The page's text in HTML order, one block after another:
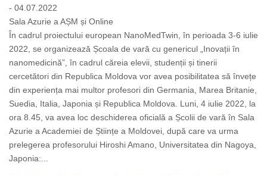
- 04.07.2022
Sala Azurie a AȘM și Online
În cadrul proiectului european NanoMedTwin, în perioada 3-6 iulie
2022, se organizează Școala de vară cu genericul „Inovații în
nanomedicină”, în cadrul căreia elevii, studenții și tinerii
cercetători din Republica Moldova vor avea posibilitatea să învețe
din experiența mai multor profesori din Germania, Marea Britanie,
Suedia, Italia, Japonia și Republica Moldova. Luni, 4 iulie 2022, la
ora 8.45, va avea loc deschiderea oficială a Școlii de vară în Sala
Azurie a Academiei de Științe a Moldovei, după care va urma
prelegerea profesorului Hiroshi Amano, Universitatea din Nagoya,
Japonia:...